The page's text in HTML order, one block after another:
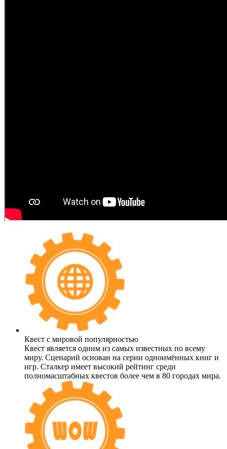
Квест с мировой популярностью
Квест является одним из самых известных по всему
миру. Сценарий основан на серии одноимённых книг и
игр. Сталкер имеет высокий рейтинг среди
полномасштабных квестов более чем в 80 городах мира.